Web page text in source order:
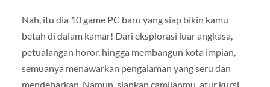
Nah, itu dia 10 game PC baru yang siap bikin kamu
betah di dalam kamar! Dari eksplorasi luar angkasa,
petualangan horor, hingga membangun kota impian,
semuanya menawarkan pengalaman yang seru dan
mendebarkan. Namun, siapkan camilanmu, atur kursi